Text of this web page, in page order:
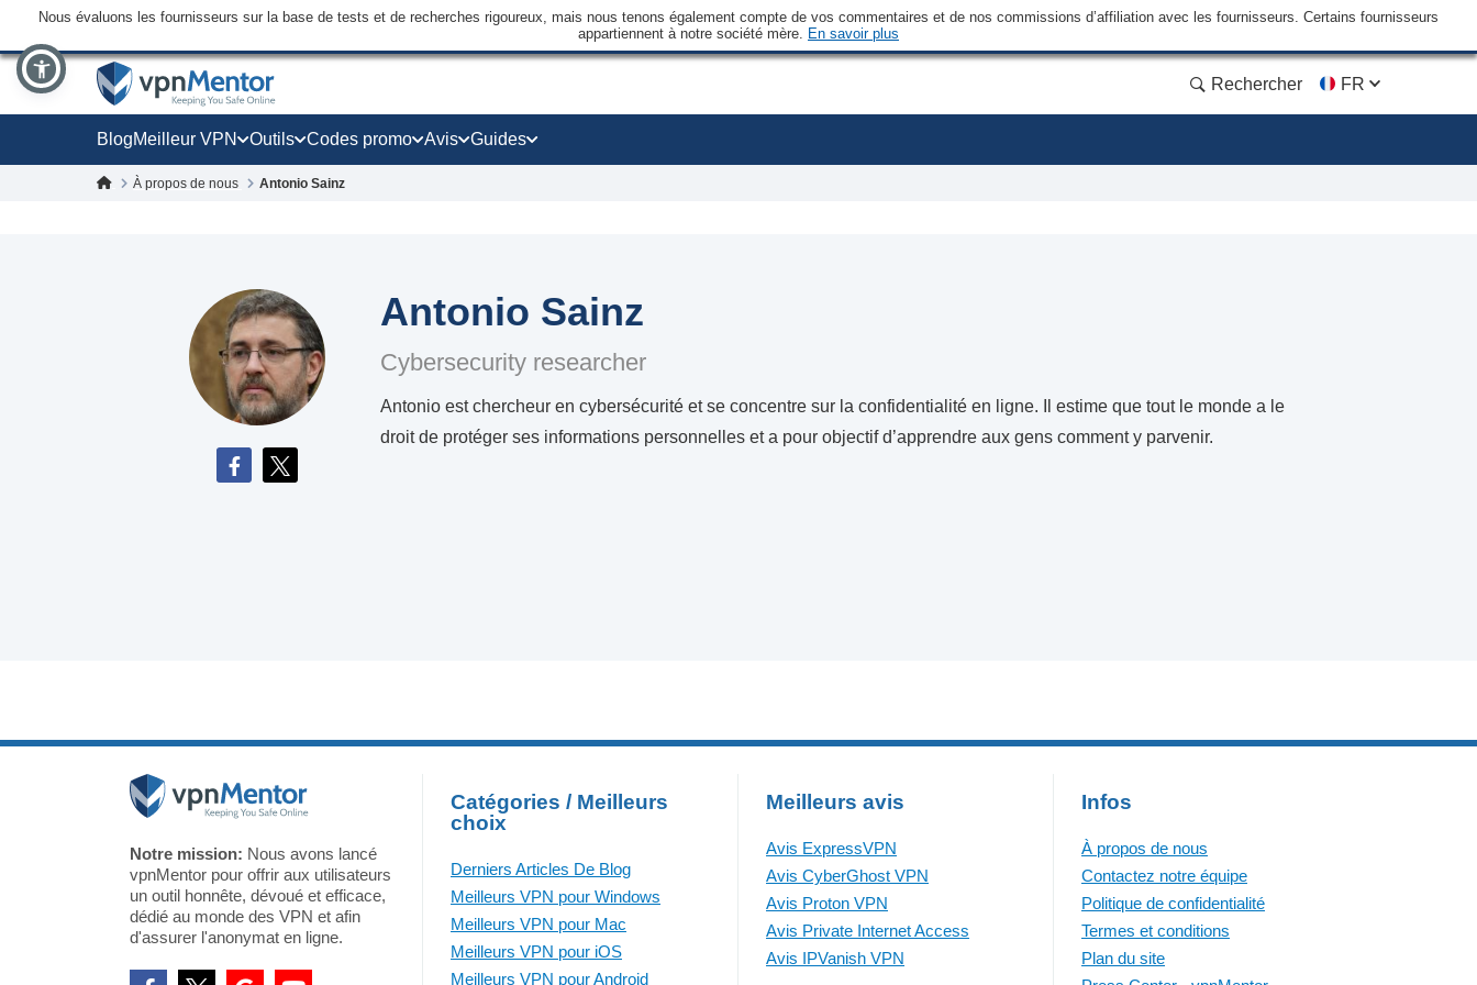
Nous évaluons les fournisseurs sur la base de tests et de recherches rigoureux, mais nous tenons également compte de vos commentaires et de nos commissions d’affiliation avec les fournisseurs. Certains fournisseurs
appartiennent à notre société mère. En savoir plus
Rechercher FR
BlogMeilleur VPN Outils Codes promo Avis Guides
À propos de nous Antonio Sainz
Antonio Sainz
Cybersecurity researcher
Antonio est chercheur en cybersécurité et se concentre sur la confidentialité en ligne. Il estime que tout le monde a le
droit de protéger ses informations personnelles et a pour objectif d’apprendre aux gens comment y parvenir.
Notre mission: Nous avons lancé
vpnMentor pour offrir aux utilisateurs
un outil honnête, dévoué et efficace,
dédié au monde des VPN et afin
d'assurer l'anonymat en ligne.
Catégories / Meilleurs
choix
Derniers Articles De Blog
Meilleurs VPN pour Windows
Meilleurs VPN pour Mac
Meilleurs VPN pour iOS
Meilleurs VPN pour Android
Meilleurs avis
Avis ExpressVPN
Avis CyberGhost VPN
Avis Proton VPN
Avis Private Internet Access
Avis IPVanish VPN
Infos
À propos de nous
Contactez notre équipe
Politique de confidentialité
Termes et conditions
Plan du site